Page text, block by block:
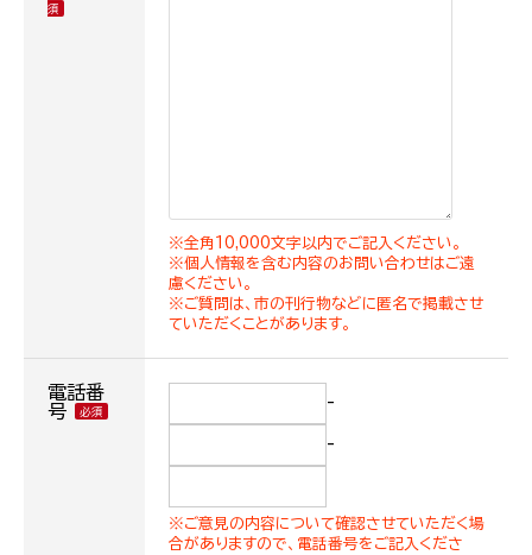
※全角10,000文字以内でご記入ください。
※個人情報を含む内容のお問い合わせはご遠
慮ください。
※ご質問は、市の刊行物などに匿名で掲載させ
ていただくことがあります。
電話番
号
-
-
※ご意見の内容について確認させていただく場
合がありますので、電話番号をご記入くださ